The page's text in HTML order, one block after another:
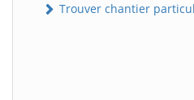
Trouver chantier